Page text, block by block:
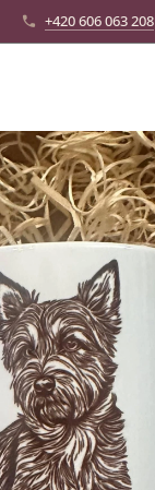
+420 606 063 208